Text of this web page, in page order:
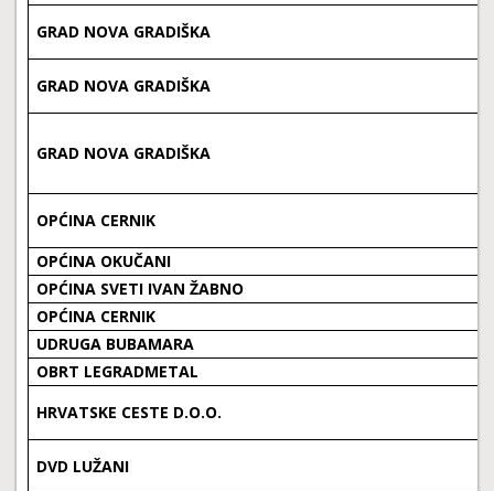
GRAD NOVA GRADIŠKA
GRAD NOVA GRADIŠKA
GRAD NOVA GRADIŠKA
OPĆINA CERNIK
OPĆINA OKUČANI
OPĆINA SVETI IVAN ŽABNO
OPĆINA CERNIK
UDRUGA BUBAMARA
OBRT LEGRADMETAL
HRVATSKE CESTE D.O.O.
DVD LUŽANI